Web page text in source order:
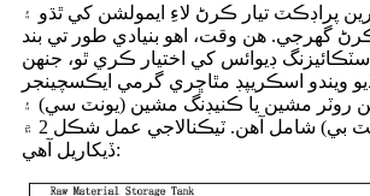
پراڊڪٽ تيار ڪرڻ لاءِ ايمولشن کي ٿڌو ۽
گهرجي. هن وقت، اهو بنيادي طور تي بند
ڊيوائس کي اختيار ڪري ٿو، جنهن
ويندو اسڪريپڊ مٿاڇري گرمي ايڪسچينجر
روٽر مشين يا ڪنيڊنگ مشين (يونٽ سي) ۽
ريسٽنگ ٽيوب (يونٽ بي) شامل آهن. ٽيڪنالاجي عمل شڪل 2 ۾
ڏيکاريل آهي: